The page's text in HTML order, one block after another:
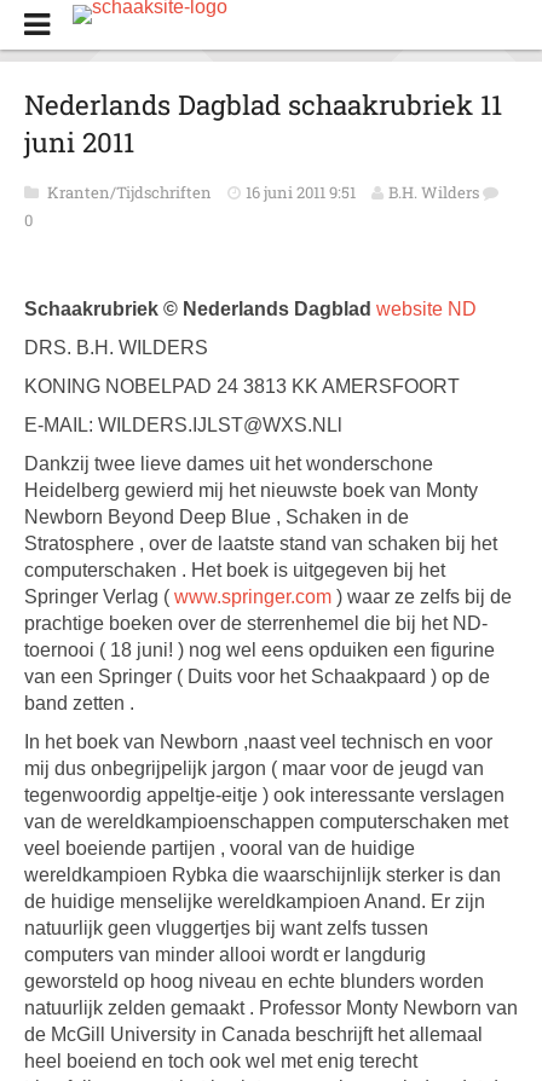
Nederlands Dagblad schaakrubriek 11
juni 2011
Kranten/Tijdschriften 16 juni 2011 9:51
B.H. Wilders
0
Schaakrubriek © Nederlands Dagblad website ND
DRS. B.H. WILDERS
KONING NOBELPAD 24 3813 KK AMERSFOORT
E-MAIL: WILDERS.IJLST@WXS.NLl
Dankzij twee lieve dames uit het wonderschone
Heidelberg gewierd mij het nieuwste boek van Monty
Newborn Beyond Deep Blue , Schaken in de
Stratosphere , over de laatste stand van schaken bij het
computerschaken . Het boek is uitgegeven bij het
Springer Verlag ( www.springer.com ) waar ze zelfs bij de
prachtige boeken over de sterrenhemel die bij het ND-
toernooi ( 18 juni! ) nog wel eens opduiken een figurine
van een Springer ( Duits voor het Schaakpaard ) op de
band zetten .
In het boek van Newborn ,naast veel technisch en voor
mij dus onbegrijpelijk jargon ( maar voor de jeugd van
tegenwoordig appeltje-eitje ) ook interessante verslagen
van de wereldkampioenschappen computerschaken met
veel boeiende partijen , vooral van de huidige
wereldkampioen Rybka die waarschijnlijk sterker is dan
de huidige menselijke wereldkampioen Anand. Er zijn
natuurlijk geen vluggertjes bij want zelfs tussen
computers van minder allooi wordt er langdurig
geworsteld op hoog niveau en echte blunders worden
natuurlijk zelden gemaakt . Professor Monty Newborn van
de McGill University in Canada beschrijft het allemaal
heel boeiend en toch ook wel met enig terecht